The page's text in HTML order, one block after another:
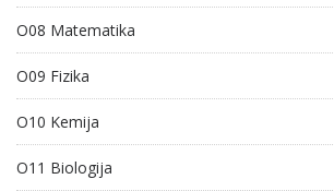
O08 Matematika
O09 Fizika
O10 Kemija
O11 Biologija